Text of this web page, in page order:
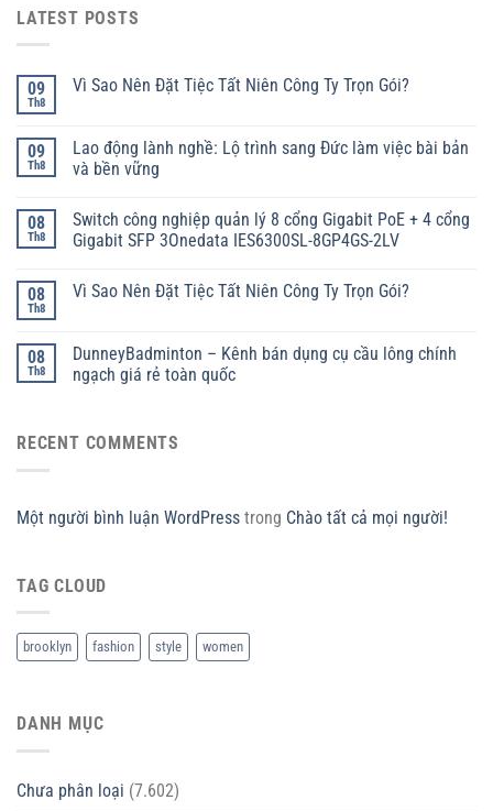
LATEST POSTS
09
Th8
Vì Sao Nên Đặt Tiệc Tất Niên Công Ty Trọn Gói?
09
Th8
Lao động lành nghề: Lộ trình sang Đức làm việc bài bản
và bền vững
08
Th8
Switch công nghiệp quản lý 8 cổng Gigabit PoE + 4 cổng
Gigabit SFP 3Onedata IES6300SL-8GP4GS-2LV
08
Th8
Vì Sao Nên Đặt Tiệc Tất Niên Công Ty Trọn Gói?
08
Th8
DunneyBadminton – Kênh bán dụng cụ cầu lông chính
ngạch giá rẻ toàn quốc
RECENT COMMENTS
Một người bình luận WordPress trong Chào tất cả mọi người!
TAG CLOUD
brooklyn fashion style women
DANH MỤC
Chưa phân loại (7.602)